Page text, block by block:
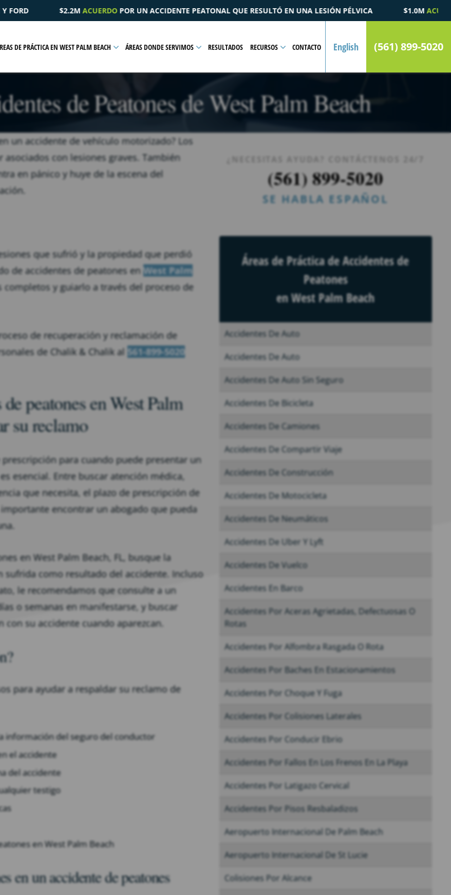
ACCIDENTE PEATONAL QUE RESULTÓ EN UNA LESIÓN PÉLVICA $1.0MACUERDOPOR UN CASO DE MUERTE POR
DE PRÁCTICA EN WEST PALM BEACH ÁREAS DONDE SERVIMOS RESULTADOS RECURSOS CONTACTO English (561) 899-5020
de Peatones de West Palm Beach
un accidente de vehículo motorizado? Los
con lesiones graves. También
en pánico y huye de la escena del
que sufrió y la propiedad que perdió
de accidentes de peatones en West Palm
y guiarlo a través del proceso de
de recuperación y reclamación de
de Chalik & Chalik al 561-899-5020
peatones en West Palm
su reclamo
para cuando puede presentar un
esencial. Entre buscar atención médica,
que necesita, el plazo de prescripción de
encontrar un abogado que pueda
en West Palm Beach, FL, busque la
como resultado del accidente. Incluso
le recomendamos que consulte a un
o semanas en manifestarse, y buscar
su accidente cuando aparezcan.
para ayudar a respaldar su reclamo de
información del seguro del conductor
el accidente
del accidente
testigo
en West Palm Beach
en un accidente de peatones
(561) 899-5020
SE HABLA ESPAÑOL
Áreas de Práctica de Accidentes de
Peatones
en West Palm Beach
Accidentes De Auto
Accidentes De Auto
Accidentes De Auto Sin Seguro
Accidentes De Bicicleta
Accidentes De Camiones
Accidentes De Compartir Viaje
Accidentes De Construcción
Accidentes De Motocicleta
Accidentes De Neumáticos
Accidentes De Uber Y Lyft
Accidentes De Vuelco
Accidentes En Barco
Accidentes Por Aceras Agrietadas, Defectuosas O
Rotas
Accidentes Por Alfombra Rasgada O Rota
Accidentes Por Baches En Estacionamientos
Accidentes Por Choque Y Fuga
Accidentes Por Colisiones Laterales
Accidentes Por Conducir Ebrio
Accidentes Por Fallos En Los Frenos En La Playa
Accidentes Por Latigazo Cervical
Accidentes Por Pisos Resbaladizos
Aeropuerto Internacional De Palm Beach
Aeropuerto Internacional De St Lucie
Colisiones Por Alcance